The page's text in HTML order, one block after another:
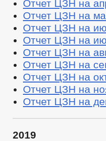
Отчет ЦЗН на
Отчет ЦЗН на
Отчет ЦЗН на
Отчет ЦЗН на
Отчет ЦЗН на
Отчет ЦЗН на
Отчет ЦЗН на
Отчет ЦЗН на
Отчет ЦЗН на
2019